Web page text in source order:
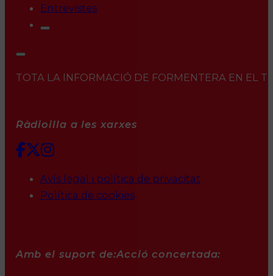
Entrevistes
TOTA LA INFORMACIÓ DE FORMENTERA EN EL
Ràdioilla a les xarxes
Avís legal i política de privacitat
Política de cookies
Amb el suport de:Acció concertada: